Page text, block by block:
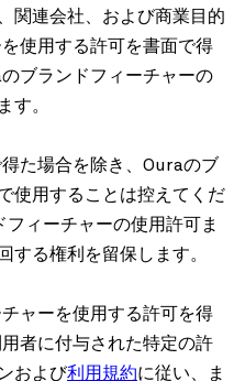
関連会社、および商業目的
使用する許可を書面で得
ブランドフィーチャーの
す。
た場合を除き、Ouraのブ
使用することは控えてくだ
ィーチャーの使用許可ま
する権利を留保します。
ャーを使用する許可を得
者に付与された特定の許
および利用規約に従い、ま